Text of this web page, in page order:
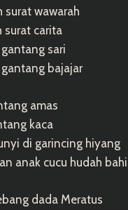
surat wawarah
surat carita
sari
bajajar
amas
kaca
di garincing hiyang
anak cucu hudah
dada Meratus